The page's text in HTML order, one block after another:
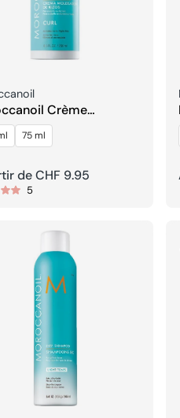
Crème
Les Boucles
75 ml
de CHF 9.95
5